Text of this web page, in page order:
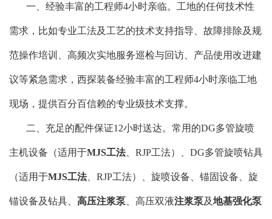
一、经验丰富的工程师4小时亲临。工地的任何技术性
需求，比如专业工法及工艺的技术支持指导、故障排除及规
范操作培训、高频次实地服务巡检与回访、产品使用改进建
议等紧急需求，西探装备经验丰富的工程师4小时亲临工地
现场，提供百分百信赖的专业级技术支撑。
二、充足的配件保证12小时送达。常用的DG多管旋喷
主机设备（适用于MJS工法、RJP工法）、DG多管旋喷钻具
（适用于MJS工法、RJP工法）、旋喷设备、锚固设备、旋
锚设备及钻具、 高压注浆泵 、高压双液注浆泵及地基强化泵